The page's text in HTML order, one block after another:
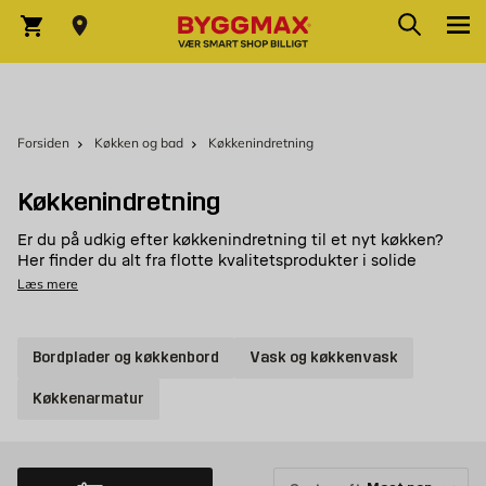
Indkøbskurv Søg
Forsiden Køkken og bad Køkkenindretning
Køkkenindretning
Er du på udkig efter køkkenindretning til et nyt køkken?
Her finder du alt fra flotte kvalitetsprodukter i solide
materialer til smarte og elegante opbevaringsløsninger. Tag
ingen tvivl om, at køkken og indretning er en hobby, man
Læs mere
Bordplader og køkkenbord Vask og køkkenvask
Køkkenarmatur